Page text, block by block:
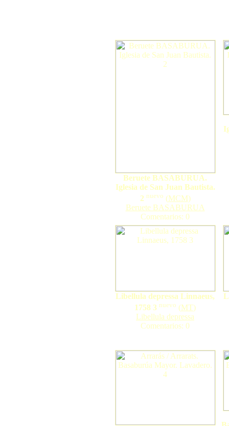
Beruete BASABURUA.
Iglesia de San Juan Bautista.
2 nuevo (MCM)
Beruete BASABURUA
Comentarios: 0
Libellula depressa Linnaeus,
1758 3 nuevo (MT)
Libellula depressa
Comentarios: 0